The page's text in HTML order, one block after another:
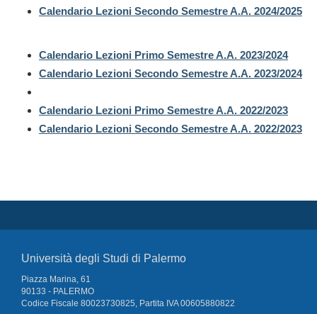
Calendario Lezioni Secondo Semestre A.A. 2024/2025
Calendario Lezioni Primo Semestre A.A. 2023/2024
Calendario Lezioni Secondo Semestre A.A. 2023/2024
Calendario Lezioni Primo Semestre A.A. 2022/2023
Calendario Lezioni Secondo Semestre A.A. 2022/2023
Università degli Studi di Palermo
Piazza Marina, 61
90133 - PALERMO
Codice Fiscale 80023730825, Partita IVA 00605880822